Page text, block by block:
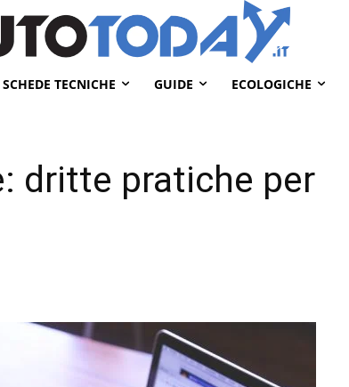
SCHEDE TECNICHE GUIDE ECOLOGICHE
dritte pratiche per